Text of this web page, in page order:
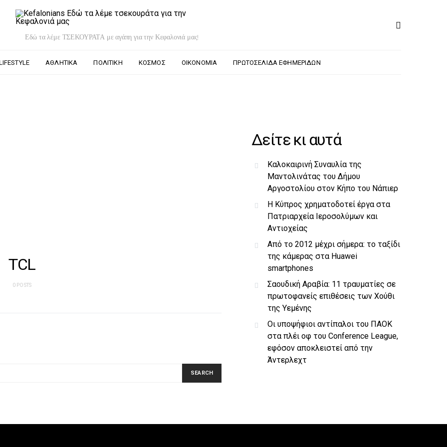
Εδώ τα λέμε ΤΣΕΚΟΥΡΑΤΑ με αγάπη για την Κεφαλονιά μας!
ΑΘΛΗΤΙΚΆ ΠΟΛΙΤΙΚΉ ΚΌΣΜΟΣ ΟΙΚΟΝΟΜΊΑ ΠΡΩΤΟΣΈΛΙΔΑ ΕΦΗΜΕΡΊΔΩΝ
TCL
0 POSTS
SEARCH
Δείτε κι αυτά
Καλοκαιρινή Συναυλία της
Μαντολινάτας του Δήμου
Αργοστολίου στον Κήπο του Νάπιερ
Η Κύπρος χρηματοδοτεί έργα στα
Πατριαρχεία Ιεροσολύμων και
Αντιοχείας
Από το 2012 μέχρι σήμερα: το ταξίδι
της κάμερας στα Huawei
smartphones
Σαουδική Αραβία: 11 τραυματίες σε
πρωτοφανείς επιθέσεις των Χούθι
της Υεμένης
Οι υποψήφιοι αντίπαλοι του ΠΑΟΚ
στα πλέι οφ του Conference League,
εφόσον αποκλειστεί από την
Άντερλεχτ